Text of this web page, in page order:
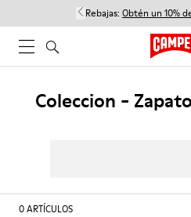
Rebajas: Obtén un 10%
Coleccion -
0ARTÍCULOS